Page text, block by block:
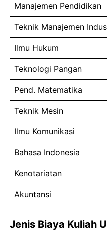
Manajemen Pendidikan
Teknik Manajemen
Ilmu Hukum
Teknologi Pangan
Pend. Matematika
Teknik Mesin
Ilmu Komunikasi
Bahasa Indonesia
Kenotariatan
Akuntansi
Jenis Biaya Kuliah